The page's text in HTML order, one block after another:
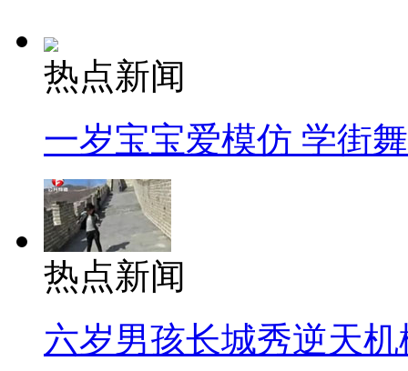
热点新闻
一岁宝宝爱模仿 学街
热点新闻
六岁男孩长城秀逆天机